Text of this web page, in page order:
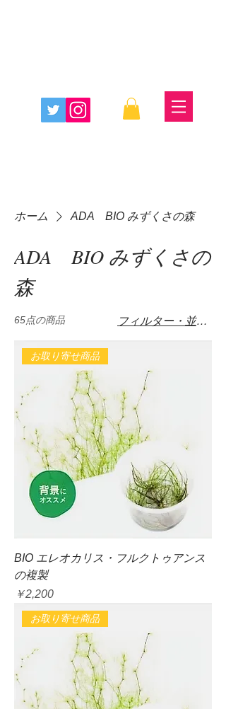
ホーム ADA BIO みずくさの森
ADA BIO みずくさの
森
65点の商品 フィルター・並び替え
お取り寄せ商品
BIO エレオカリス・フルクトゥアンス
の複製
価格
￥2,200
お取り寄せ商品